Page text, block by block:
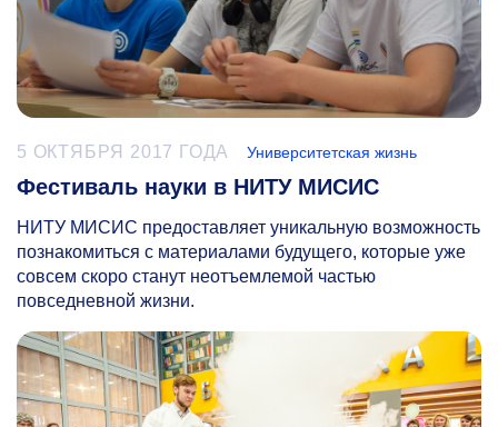
5 ОКТЯБРЯ 2017 ГОДА Университетская жизнь
Фестиваль науки в НИТУ МИСИС
НИТУ МИСИС предоставляет уникальную возможность
познакомиться с материалами будущего, которые уже
совсем скоро станут неотъемлемой частью
повседневной жизни.